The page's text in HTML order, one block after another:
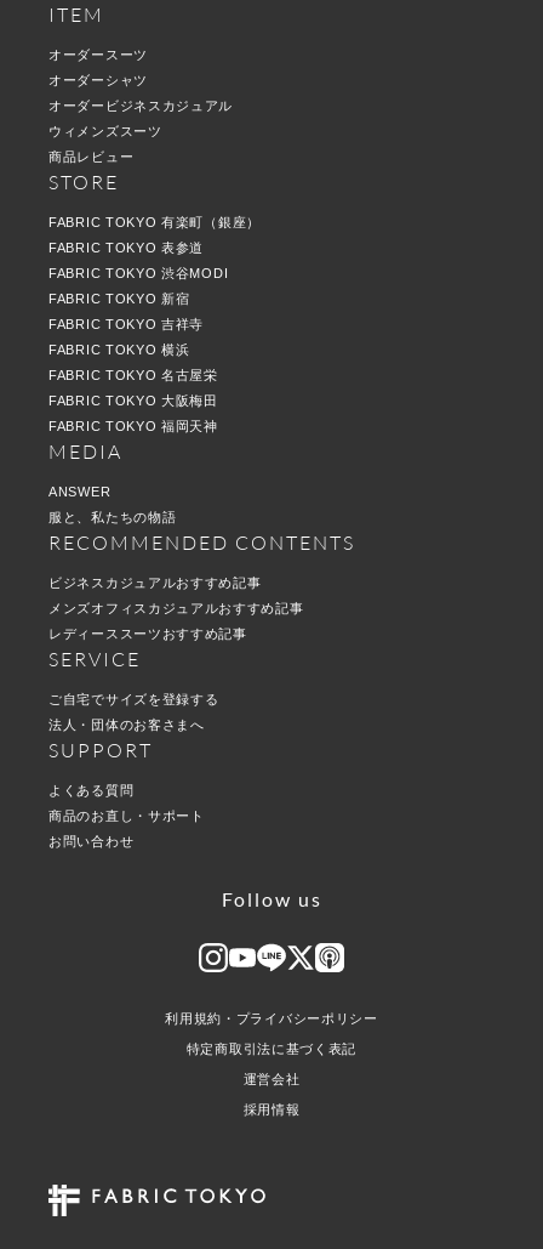
ITEM
オーダースーツ
オーダーシャツ
オーダービジネスカジュアル
ウィメンズスーツ
商品レビュー
STORE
FABRIC TOKYO 有楽町（銀座）
FABRIC TOKYO 表参道
FABRIC TOKYO 渋谷MODI
FABRIC TOKYO 新宿
FABRIC TOKYO 吉祥寺
FABRIC TOKYO 横浜
FABRIC TOKYO 名古屋栄
FABRIC TOKYO 大阪梅田
FABRIC TOKYO 福岡天神
MEDIA
ANSWER
服と、私たちの物語
RECOMMENDED CONTENTS
ビジネスカジュアルおすすめ記事
メンズオフィスカジュアルおすすめ記事
レディーススーツおすすめ記事
SERVICE
ご自宅でサイズを登録する
法人・団体のお客さまへ
SUPPORT
よくある質問
商品のお直し・サポート
お問い合わせ
Follow us
利用規約・プライバシーポリシー
特定商取引法に基づく表記
運営会社
採用情報